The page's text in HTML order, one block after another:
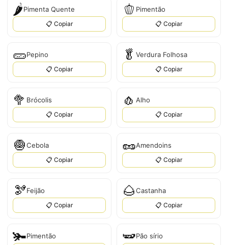
🌶Pimenta Quente
📋 Copiar
🫑 Pimentão
📋 Copiar
🥒Pepino
📋 Copiar
🥬 Verdura Folhosa
📋 Copiar
🥦 Brócolis
📋 Copiar
🧄 Alho
📋 Copiar
🧅Cebola
📋 Copiar
🥜Amendoins
📋 Copiar
🫘Feijão
📋 Copiar
🌰Castanha
📋 Copiar
🫚Pimentão 🫛Pão sírio